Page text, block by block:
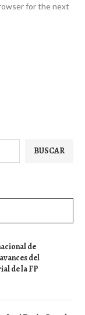
for the next
BUSCAR
de
del
de la FP